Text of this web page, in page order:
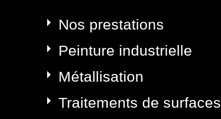
Nos prestations
Peinture industrielle
Métallisation
Traitements de surfaces